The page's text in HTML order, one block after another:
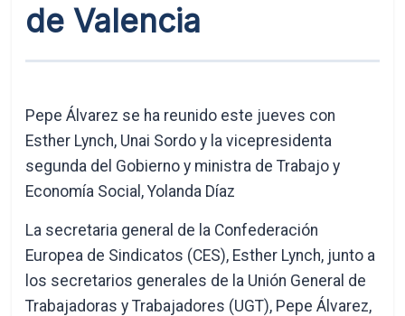
de Valencia
Pepe Álvarez se ha reunido este jueves con
Esther Lynch, Unai Sordo y la vicepresidenta
segunda del Gobierno y ministra de Trabajo y
Economía Social, Yolanda Díaz
La secretaria general de la Confederación
Europea de Sindicatos (CES), Esther Lynch, junto a
los secretarios generales de la Unión General de
Trabajadoras y Trabajadores (UGT), Pepe Álvarez,